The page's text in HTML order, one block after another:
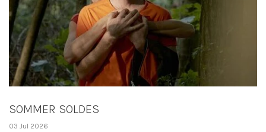
SOMMER SOLDES
03 Jul 2026